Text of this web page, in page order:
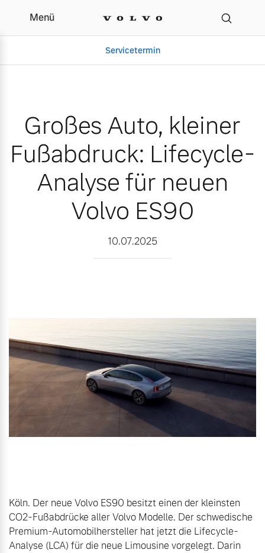
Großes Auto, kleiner
Menü
Servicetermin
Aktuelle Zubehörangebote
Volvo Gebrauchtwagenbörse
Aktuelle Zubehörangebote
Zubehörkatalog
Aktuelle Serviceangebote
Service by Volvo
Über uns
Großes Auto, kleiner
Fußabdruck: Lifecycle-
Analyse für neuen
Volvo ES90
10.07.2025
Köln. Der neue Volvo ES90 besitzt einen der kleinsten
CO2-Fußabdrücke aller Volvo Modelle. Der schwedische
Premium-Automobilhersteller hat jetzt die Lifecycle-
Analyse (LCA) für die neue Limousine vorgelegt. Darin